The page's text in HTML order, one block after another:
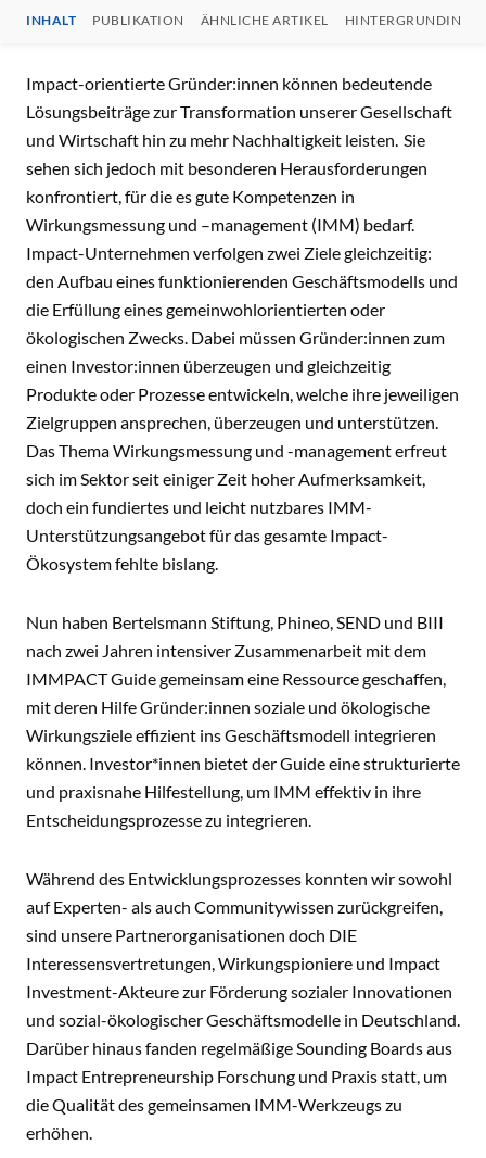
INHALT PUBLIKATION ÄHNLICHE ARTIKEL
INHALT
Impact-orientierte Gründer:innen können bedeutende
Lösungsbeiträge zur Transformation unserer Gesellschaft
und Wirtschaft hin zu mehr Nachhaltigkeit leisten. Sie
sehen sich jedoch mit besonderen Herausforderungen
konfrontiert, für die es gute Kompetenzen in
Wirkungsmessung und –management (IMM) bedarf.
Impact-Unternehmen verfolgen zwei Ziele gleichzeitig:
den Aufbau eines funktionierenden Geschäftsmodells und
die Erfüllung eines gemeinwohlorientierten oder
ökologischen Zwecks. Dabei müssen Gründer:innen zum
einen Investor:innen überzeugen und gleichzeitig
Produkte oder Prozesse entwickeln, welche ihre jeweiligen
Zielgruppen ansprechen, überzeugen und unterstützen.
Das Thema Wirkungsmessung und -management erfreut
sich im Sektor seit einiger Zeit hoher Aufmerksamkeit,
doch ein fundiertes und leicht nutzbares IMM-
Unterstützungsangebot für das gesamte Impact-
Ökosystem fehlte bislang.
Nun haben Bertelsmann Stiftung, Phineo, SEND und BIII
nach zwei Jahren intensiver Zusammenarbeit mit dem
IMMPACT Guide gemeinsam eine Ressource geschaffen,
mit deren Hilfe Gründer:innen soziale und ökologische
Wirkungsziele effizient ins Geschäftsmodell integrieren
können. Investor*innen bietet der Guide eine strukturierte
und praxisnahe Hilfestellung, um IMM effektiv in ihre
Entscheidungsprozesse zu integrieren.
Während des Entwicklungsprozesses konnten wir sowohl
auf Experten- als auch Communitywissen zurückgreifen,
sind unsere Partnerorganisationen doch DIE
Interessensvertretungen, Wirkungspioniere und Impact
Investment-Akteure zur Förderung sozialer Innovationen
und sozial-ökologischer Geschäftsmodelle in Deutschland.
Darüber hinaus fanden regelmäßige Sounding Boards aus
Impact Entrepreneurship Forschung und Praxis statt, um
die Qualität des gemeinsamen IMM-Werkzeugs zu
erhöhen.